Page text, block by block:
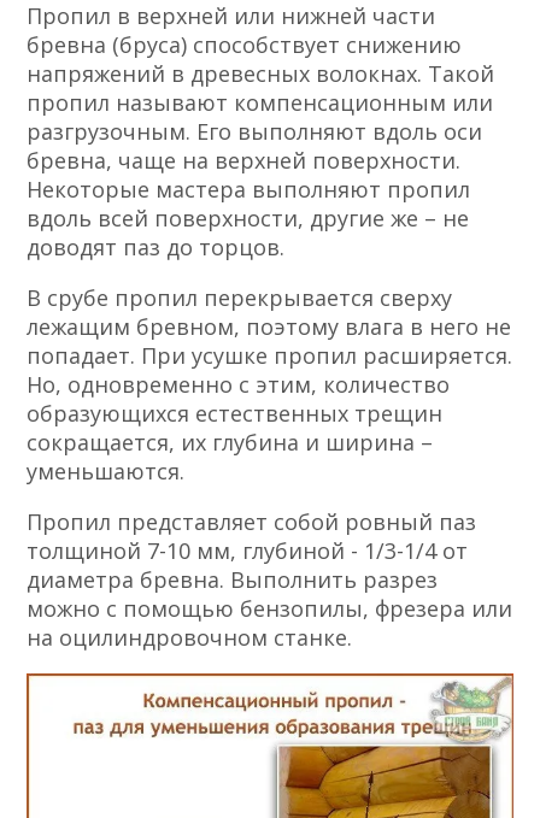
Пропил в верхней или нижней части
бревна (бруса) способствует снижению
напряжений в древесных волокнах. Такой
пропил называют компенсационным или
разгрузочным. Его выполняют вдоль оси
бревна, чаще на верхней поверхности.
Некоторые мастера выполняют пропил
вдоль всей поверхности, другие же – не
доводят паз до торцов.
В срубе пропил перекрывается сверху
лежащим бревном, поэтому влага в него не
попадает. При усушке пропил расширяется.
Но, одновременно с этим, количество
образующихся естественных трещин
сокращается, их глубина и ширина –
уменьшаются.
Пропил представляет собой ровный паз
толщиной 7-10 мм, глубиной - 1/3-1/4 от
диаметра бревна. Выполнить разрез
можно с помощью бензопилы, фрезера или
на оцилиндровочном станке.